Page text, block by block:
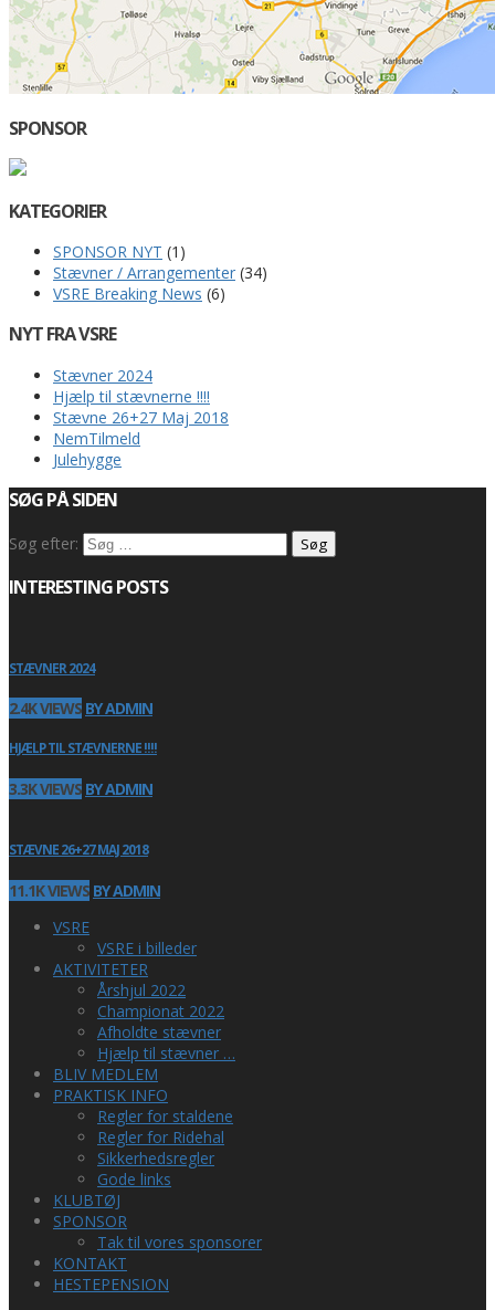
SPONSOR
KATEGORIER
SPONSOR NYT (1)
Stævner / Arrangementer (34)
VSRE Breaking News (6)
NYT FRA VSRE
Stævner 2024
Hjælp til stævnerne !!!!
Stævne 26+27 Maj 2018
NemTilmeld
Julehygge
SØG PÅ SIDEN
Søg efter:
INTERESTING POSTS
STÆVNER 2024
2.4K VIEWS BY ADMIN
HJÆLP TIL STÆVNERNE !!!!
3.3K VIEWS BY ADMIN
STÆVNE 26+27 MAJ 2018
11.1K VIEWS BY ADMIN
VSRE
VSRE i billeder
AKTIVITETER
Årshjul 2022
Championat 2022
Afholdte stævner
Hjælp til stævner …
BLIV MEDLEM
PRAKTISK INFO
Regler for staldene
Regler for Ridehal
Sikkerhedsregler
Gode links
KLUBTØJ
SPONSOR
Tak til vores sponsorer
KONTAKT
HESTEPENSION